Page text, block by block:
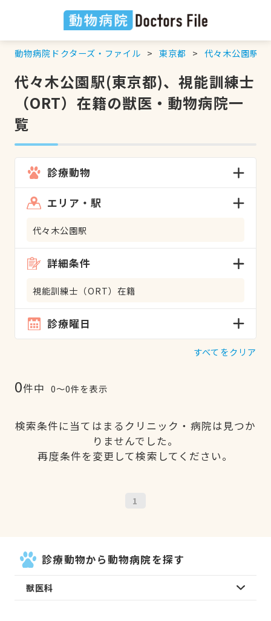
動物病院ドクターズ・ファイル 東京都 代々木公園駅
代々木公園駅(東京都)、視能訓練士
（ORT）在籍の獣医・動物病院一
覧
診療動物
エリア・駅
代々木公園駅
詳細条件
視能訓練士（ORT）在籍
診療曜日
すべてをクリア
0件中 0〜0件を表示
検索条件に当てはまるクリニック・病院は見つか
りませんでした。
再度条件を変更して検索してください。
1
診療動物から動物病院を探す
獣医科